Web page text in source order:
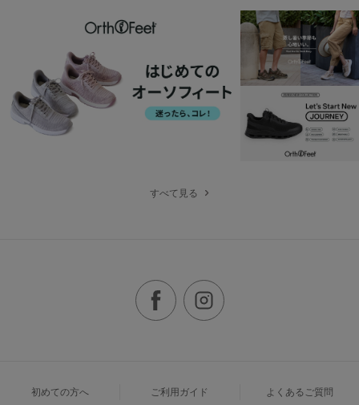
すべて見る
初めての方へ ご利用ガイド よくあるご質問